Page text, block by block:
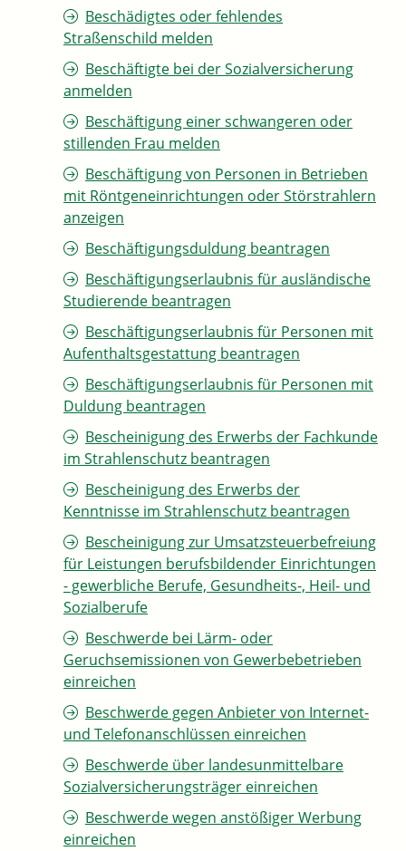
Beschädigtes oder fehlendes
Straßenschild melden
Beschäftigte bei der Sozialversicherung
anmelden
Beschäftigung einer schwangeren oder
stillenden Frau melden
Beschäftigung von Personen in Betrieben
mit Röntgeneinrichtungen oder Störstrahlern
anzeigen
Beschäftigungsduldung beantragen
Beschäftigungserlaubnis für ausländische
Studierende beantragen
Beschäftigungserlaubnis für Personen mit
Aufenthaltsgestattung beantragen
Beschäftigungserlaubnis für Personen mit
Duldung beantragen
Bescheinigung des Erwerbs der Fachkunde
im Strahlenschutz beantragen
Bescheinigung des Erwerbs der
Kenntnisse im Strahlenschutz beantragen
Bescheinigung zur Umsatzsteuerbefreiung
für Leistungen berufsbildender Einrichtungen
- gewerbliche Berufe, Gesundheits-, Heil- und
Sozialberufe
Beschwerde bei Lärm- oder
Geruchsemissionen von Gewerbebetrieben
einreichen
Beschwerde gegen Anbieter von Internet-
und Telefonanschlüssen einreichen
Beschwerde über landesunmittelbare
Sozialversicherungsträger einreichen
Beschwerde wegen anstößiger Werbung
einreichen